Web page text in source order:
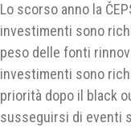
Lo scorso anno la
investimenti sono
peso delle fonti
investimenti sono
priorità dopo il black
susseguirsi di eventi